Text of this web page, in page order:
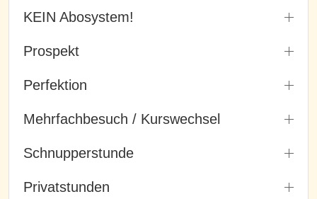
KEIN Abosystem!
Prospekt
Perfektion
Mehrfachbesuch / Kurswechsel
Schnupperstunde
Privatstunden